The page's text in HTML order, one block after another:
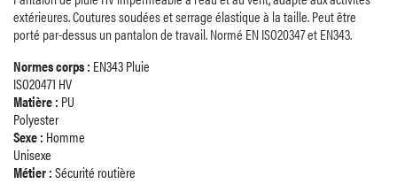
extérieures. Coutures soudées et serrage élastique à la taille. Peut être
porté par-dessus un pantalon de travail. Normé EN ISO20347 et EN343.
Normes corps : EN343 Pluie
ISO20471 HV
Matière : PU
Polyester
Sexe : Homme
Unisexe
Métier :Sécurité routière